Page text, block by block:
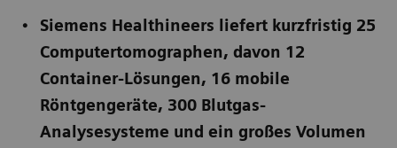
Siemens Healthineers liefert kurzfristig 25
Computertomographen, davon 12
Container-Lösungen, 16 mobile
Röntgengeräte, 300 Blutgas-
Analysesysteme und ein großes Volumen